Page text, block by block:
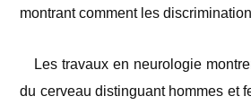
montrant comment les
Les travaux en neurologie
du cerveau distinguant hommes et